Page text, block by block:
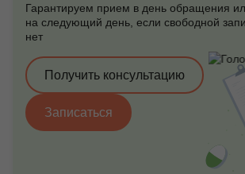
Гарантируем прием в день обращения
на следующий день, если свободной
нет
Записаться
Получить консультацию